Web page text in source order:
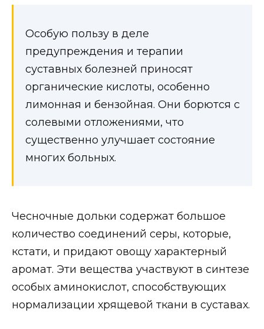
Особую пользу в деле
предупреждения и терапии
суставных болезней приносят
органические кислоты, особенно
лимонная и бензойная. Они борются с
солевыми отложениями, что
существенно улучшает состояние
многих больных.
Чесночные дольки содержат большое
количество соединений серы, которые,
кстати, и придают овощу характерный
аромат. Эти вещества участвуют в синтезе
особых аминокислот, способствующих
нормализации хрящевой ткани в суставах.